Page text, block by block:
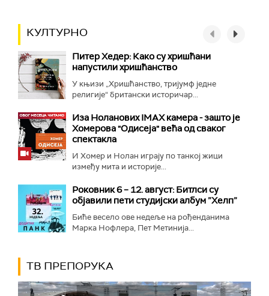
КУЛТУРНО
Питер Хедер: Како су хришћани
напустили хришћанство
У књизи „Хришћанство, тријумф једне
религије“ британски историчар...
Иза Ноланових IMAX камера - зашто је
Хомерова "Одисеја" већа од сваког
спектакла
И Хомер и Нолан играју по танкој жици
између мита и историје...
Роковник 6 – 12. август: Битлси су
објавили пети студијски албум ”Хелп”
Биће весело ове недеље на рођенданима
Марка Нофлера, Пет Метинија...
ТВ ПРЕПОРУКА